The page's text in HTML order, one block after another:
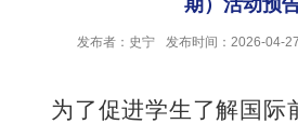
发布者：史宁 发布时间：2026-04-27
为了促进学生了解国际